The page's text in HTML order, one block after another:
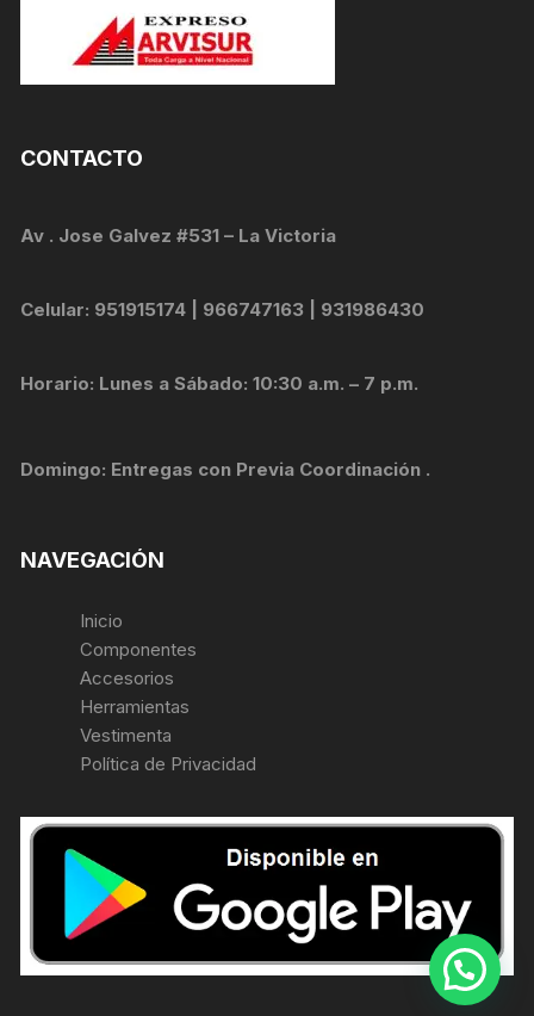
CONTACTO
Av . Jose Galvez #531 – La Victoria
Celular: 951915174 | 966747163 | 931986430
Horario: Lunes a Sábado: 10:30 a.m. – 7 p.m.
Domingo: Entregas con Previa Coordinación .
NAVEGACIÓN
Inicio
Componentes
Accesorios
Herramientas
Vestimenta
Política de Privacidad